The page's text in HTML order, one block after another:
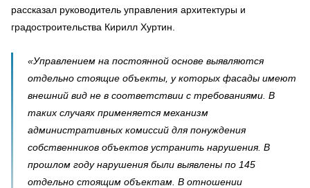
рассказал руководитель управления архитектуры и
градостроительства Кирилл Хуртин.
«Управлением на постоянной основе выявляются
отдельно стоящие объекты, у которых фасады имеют
внешний вид не в соответствии с требованиями. В
таких случаях применяется механизм
административных комиссий для понуждения
собственников объектов устранить нарушения. В
прошлом году нарушения были выявлены по 145
отдельно стоящим объектам. В отношении